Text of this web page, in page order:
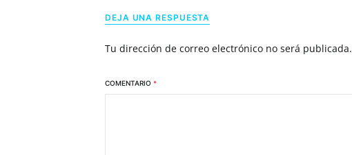
DEJA UNA RESPUESTA
Tu dirección de correo electrónico no será publicada.
COMENTARIO *